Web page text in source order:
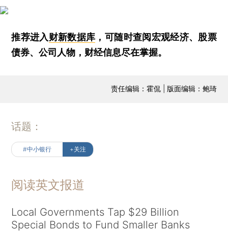
推荐进入财新数据库 ，可随时查阅宏观经济、股票
债券、公司人物，财经信息尽在掌握。
责任编辑：霍侃 | 版面编辑：鲍琦
话题：
#中小银行 +关注
阅读英文报道
Local Governments Tap $29 Billion
Special Bonds to Fund Smaller Banks